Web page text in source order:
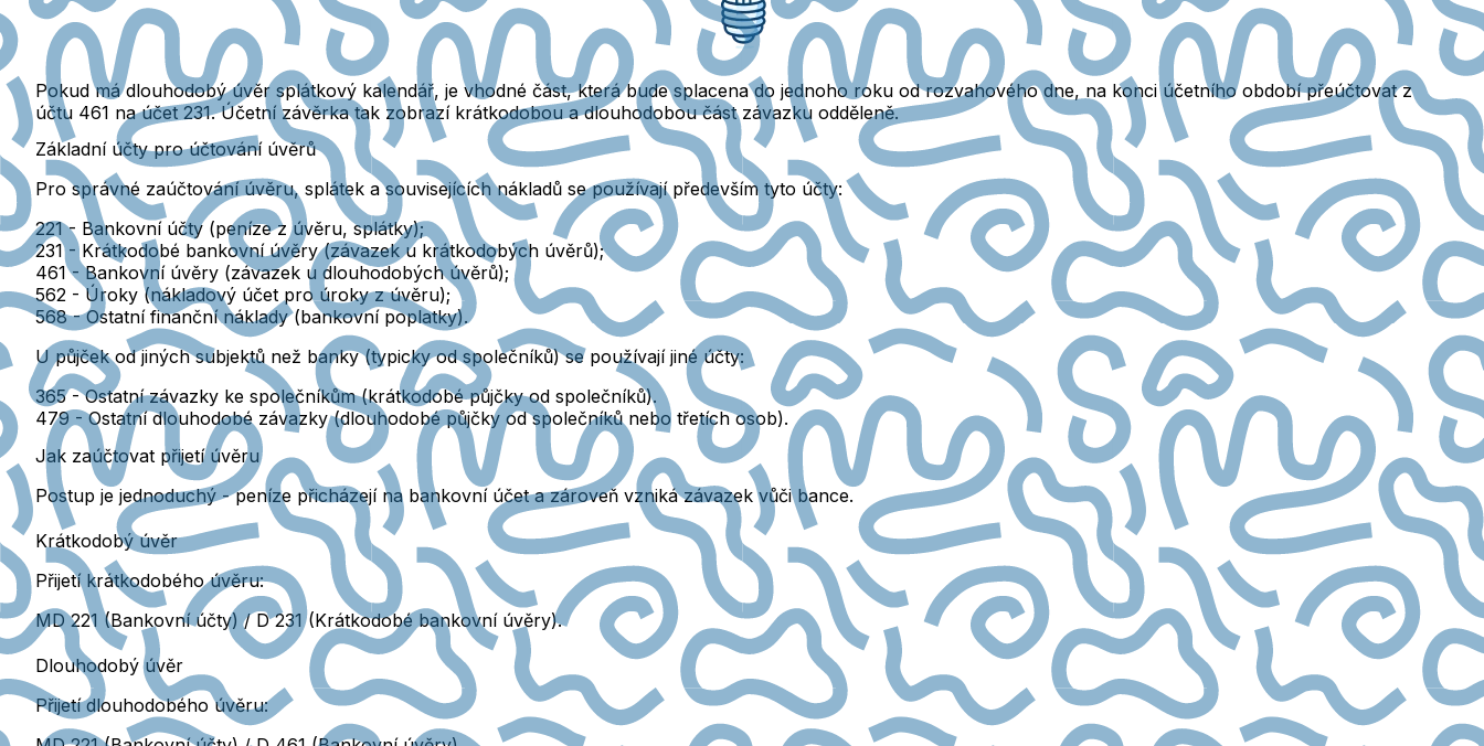
Pokud má dlouhodobý úvěr splátkový kalendář, je vhodné část, která bude splacena do jednoho roku od rozvahového dne, na konci účetního období přeúčtovat z
účtu 461 na účet 231. Účetní závěrka tak zobrazí krátkodobou a dlouhodobou část závazku odděleně.
Základní účty pro účtování úvěrů
Pro správné zaúčtování úvěru, splátek a souvisejících nákladů se používají především tyto účty:
221- Bankovní účty (peníze z úvěru, splátky);
231- Krátkodobé bankovní úvěry (závazek u krátkodobých úvěrů);
461- Bankovní úvěry (závazek u dlouhodobých úvěrů);
562 - Úroky (nákladový účet pro úroky z úvěru);
568- Ostatní finanční náklady (bankovní poplatky).
U půjček od jiných subjektů než banky (typicky od společníků) se používají jiné účty:
365- Ostatní závazky ke společníkům (krátkodobé půjčky od společníků).
479 - Ostatní dlouhodobé závazky (dlouhodobé půjčky od společníků nebo třetích osob).
Jak zaúčtovat přijetí úvěru
Postup je jednoduchý - peníze přicházejí na bankovní účet a zároveň vzniká závazek vůči bance.
Krátkodobý úvěr
Přijetí krátkodobého úvěru:
MD 221 (Bankovní účty) / D 231 (Krátkodobé bankovní úvěry).
Dlouhodobý úvěr
Přijetí dlouhodobého úvěru: